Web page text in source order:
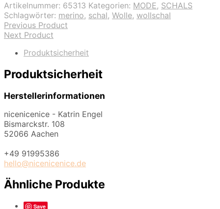
Artikelnummer: 65313 Kategorien: MODE, SCHALS
Schlagwörter: merino, schal, Wolle, wollschal
Previous Product
Next Product
Produktsicherheit
Produktsicherheit
Herstellerinformationen
nicenicenice - Katrin Engel
Bismarckstr. 108
52066 Aachen
+49 91995386
hello@nicenicenice.de
Ähnliche Produkte
Save